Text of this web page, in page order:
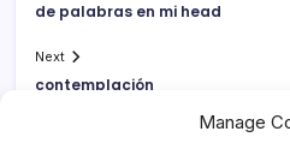
Manage
de palabras en mi head
Next
contemplación